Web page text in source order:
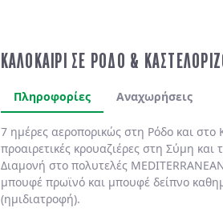
ΚΑΛΟΚΑΙΡΙ ΣΕ ΡΟΔΟ &
Πληροφορίες Αναχωρήσεις
7 ημέρες αεροπορικώς στη Ρόδο και στο
προαιρετικές κρουαζιέρες στη Σύμη και
Διαμονή στο πολυτελές
μπουφέ πρωϊνό και μπουφέ δείπνο
(ημιδιατροφή).